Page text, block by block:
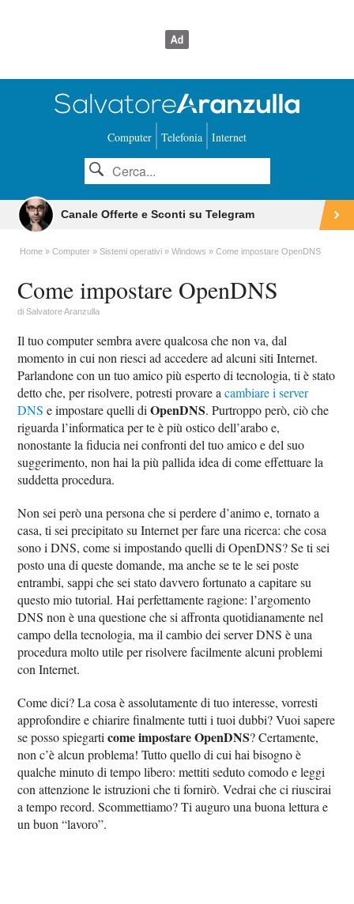
Computer Telefonia Internet
Canale Offerte e Sconti su Telegram
Home Computer Sistemi operativi Windows Come impostare OpenDNS
Come impostare OpenDNS
diSalvatore Aranzulla
Il tuo computer sembra avere qualcosa che non va, dal
momento in cui non riesci ad accedere ad alcuni siti Internet.
Parlandone con un tuo amico più esperto di tecnologia, ti è stato
detto che, per risolvere, potresti provare acambiare i server
DNS e impostare quelli diOpenDNS. Purtroppo però, ciò che
riguarda l’informatica per te è più ostico dell’arabo e,
nonostante la fiducia nei confronti del tuo amico e del suo
suggerimento, non hai la più pallida idea di come effettuare la
suddetta procedura.
Non sei però una persona che si perdere d’animo e, tornato a
casa, ti sei precipitato su Internet per fare una ricerca: che cosa
sono i DNS, come si impostando quelli di OpenDNS? Se ti sei
posto una di queste domande, ma anche se te le sei poste
entrambi, sappi che sei stato davvero fortunato a capitare su
questo mio tutorial. Hai perfettamente ragione: l’argomento
DNS non è una questione che si affronta quotidianamente nel
campo della tecnologia, ma il cambio dei server DNS è una
procedura molto utile per risolvere facilmente alcuni problemi
con Internet.
Come dici? La cosa è assolutamente di tuo interesse, vorresti
approfondire e chiarire finalmente tutti i tuoi dubbi? Vuoi sapere
se posso spiegarticome impostare OpenDNS? Certamente,
non c’è alcun problema! Tutto quello di cui hai bisogno è
qualche minuto di tempo libero: mettiti seduto comodo e leggi
con attenzione le istruzioni che ti fornirò. Vedrai che ci riuscirai
a tempo record. Scommettiamo? Ti auguro una buona lettura e
un buon “lavoro”.